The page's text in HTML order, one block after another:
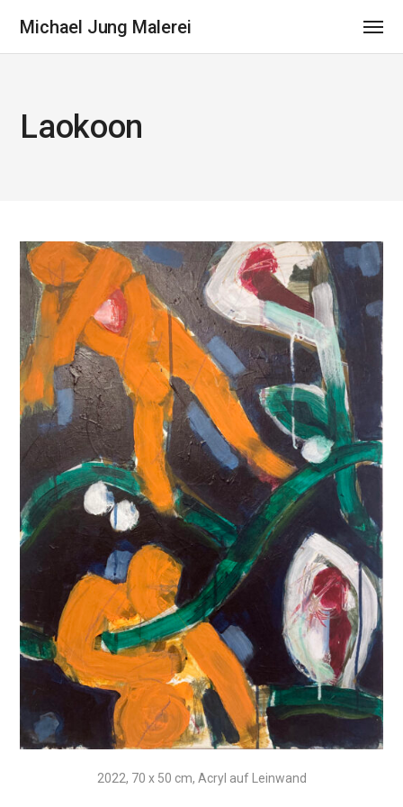
Michael Jung Malerei
Laokoon
2022, 70 x 50 cm, Acryl auf Leinwand